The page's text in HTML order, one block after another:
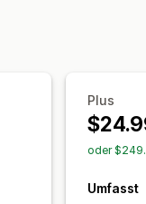
Plus
oder
Umfasst